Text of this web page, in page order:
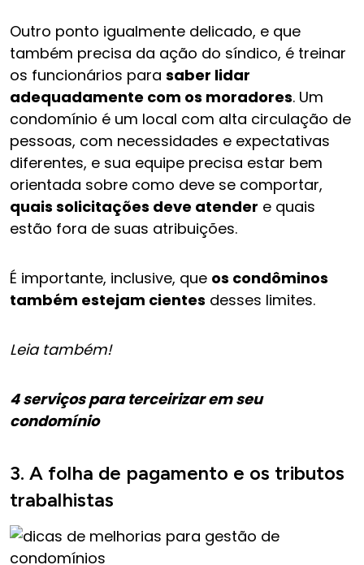
Outro ponto igualmente delicado, e que
também precisa da ação do síndico, é treinar
os funcionários para saber lidar
adequadamente com os moradores. Um
condomínio é um local com alta circulação de
pessoas, com necessidades e expectativas
diferentes, e sua equipe precisa estar bem
orientada sobre como deve se comportar,
quais solicitações deve atender e quais
estão fora de suas atribuições.
É importante, inclusive, que os condôminos
também estejam cientes desses limites.
Leia também!
4 serviços para terceirizar em seu
condomínio
3. A folha de pagamento e os tributos
trabalhistas